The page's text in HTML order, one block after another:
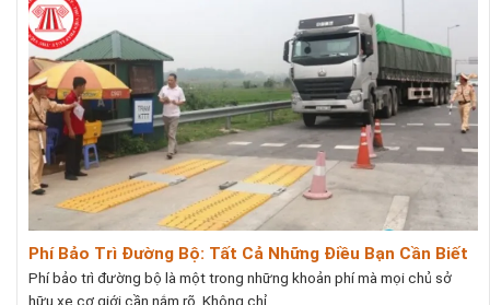
Phí Bảo Trì Đường Bộ: Tất Cả Những Điều Bạn Cần Biết
Phí bảo trì đường bộ là một trong những khoản phí mà mọi chủ sở
hữu xe cơ giới cần nắm rõ. Không chỉ